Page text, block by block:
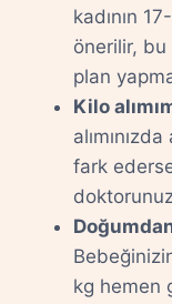
kadının
önerilir,
plan
Kilo
fark
kg hemen